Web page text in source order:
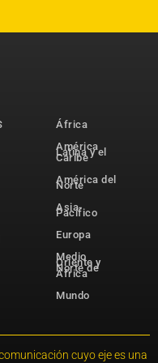
África
América
Latina y el
Caribe
América del
Norte
Asia-
Pacífico
Europa
Medio
Oriente y
Norte de
África
Mundo
cuyo eje es una